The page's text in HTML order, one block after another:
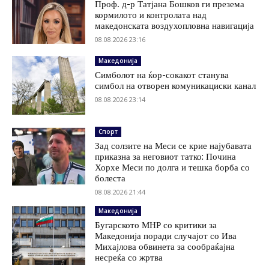
Проф. д-р Татјана Бошков ги презема
кормилото и контролата над
македонската воздухопловна навигација
08.08.2026 23:16
Македонија
Симболот на ќор-сокакот станува
симбол на отворен комуникациски канал
08.08.2026 23:14
Спорт
Зад солзите на Меси се крие најубавата
приказна за неговиот татко: Почина
Хорхе Меси по долга и тешка борба со
болеста
08.08.2026 21:44
Македонија
Бугарското МНР со критики за
Македонија поради случајот со Ива
Михајлова обвинета за сообраќајна
несреќа со жртва